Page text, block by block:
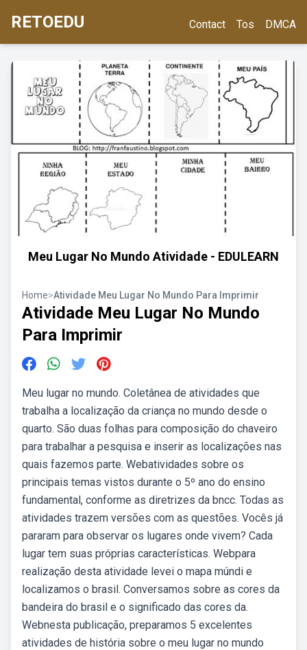
RETOEDU Contact Tos DMCA
Meu Lugar No Mundo Atividade - EDULEARN
Home>Atividade Meu Lugar No Mundo Para Imprimir
Atividade Meu Lugar No Mundo
Para Imprimir
Meu lugar no mundo. Coletânea de atividades que
trabalha a localização da criança no mundo desde o
quarto. São duas folhas para composição do chaveiro
para trabalhar a pesquisa e inserir as localizações nas
quais fazemos parte. Webatividades sobre os
principais temas vistos durante o 5º ano do ensino
fundamental, conforme as diretrizes da bncc. Todas as
atividades trazem versões com as questões. Vocês já
pararam para observar os lugares onde vivem? Cada
lugar tem suas próprias características. Webpara
realização desta atividade levei o mapa múndi e
localizamos o brasil. Conversamos sobre as cores da
bandeira do brasil e o significado das cores da.
Webnesta publicação, preparamos 5 excelentes
atividades de história sobre o meu lugar no mundo